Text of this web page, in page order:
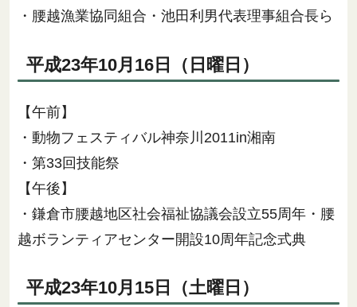
・腰越漁業協同組合・池田利男代表理事組合長ら
平成23年10月16日（日曜日）
【午前】
・動物フェスティバル神奈川2011in湘南
・第33回技能祭
【午後】
・鎌倉市腰越地区社会福祉協議会設立55周年・腰
越ボランティアセンター開設10周年記念式典
平成23年10月15日（土曜日）